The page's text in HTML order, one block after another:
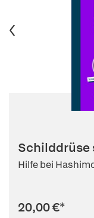
Schilddrüse
Hilfe bei
20,00 €*